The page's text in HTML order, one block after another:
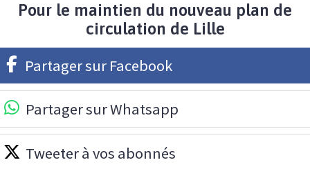
Pour le maintien du nouveau plan de
circulation de Lille
Partager sur Facebook
Partager sur Whatsapp
Tweeter à vos abonnés